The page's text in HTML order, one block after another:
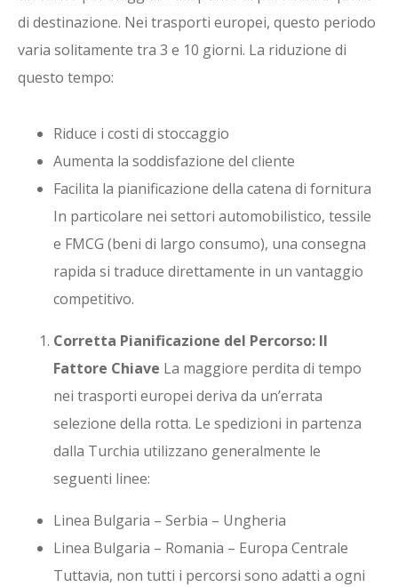
di destinazione. Nei trasporti europei, questo periodo
varia solitamente tra 3 e 10 giorni. La riduzione di
questo tempo:
Riduce i costi di stoccaggio
Aumenta la soddisfazione del cliente
Facilita la pianificazione della catena di fornitura
In particolare nei settori automobilistico, tessile
e FMCG (beni di largo consumo), una consegna
rapida si traduce direttamente in un vantaggio
competitivo.
Corretta Pianificazione del Percorso: Il
Fattore Chiave La maggiore perdita di tempo
nei trasporti europei deriva da un’errata
selezione della rotta. Le spedizioni in partenza
dalla Turchia utilizzano generalmente le
seguenti linee:
Linea Bulgaria – Serbia – Ungheria
Linea Bulgaria – Romania – Europa Centrale
Tuttavia, non tutti i percorsi sono adatti a ogni